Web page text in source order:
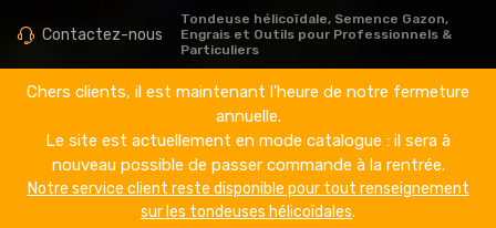
Contactez-nous
Tondeuse hélicoïdale, Semence Gazon,
Engrais et Outils pour Professionnels &
Particuliers
Chers clients, il est maintenant l'heure de notre fermeture
annuelle.
Le site est actuellement en mode catalogue : il sera à
nouveau possible de passer commande à la rentrée.
Notre service client reste disponible pour tout renseignement
sur les tondeuses hélicoïdales.